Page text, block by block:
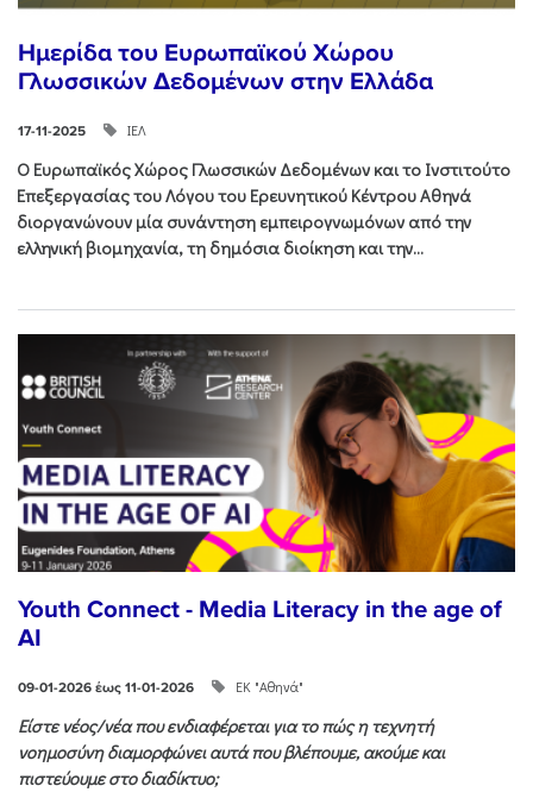
Ημερίδα του Ευρωπαϊκού Χώρου
Γλωσσικών Δεδομένων στην Ελλάδα
17-11-2025 ΙΕΛ
Ο Ευρωπαϊκός Χώρος Γλωσσικών Δεδομένων και το Ινστιτούτο
Επεξεργασίας του Λόγου του Ερευνητικού Κέντρου Αθηνά
διοργανώνουν μία συνάντηση εμπειρογνωμόνων από την
ελληνική βιομηχανία, τη δημόσια διοίκηση και την...
Youth Connect - Media Literacy in the age of
AI
09-01-2026 έως 11-01-2026 ΕΚ "Αθηνά"
Είστε νέος/νέα που ενδιαφέρεται για το πώς η τεχνητή
νοημοσύνη διαμορφώνει αυτά που βλέπουμε, ακούμε και
πιστεύουμε στο διαδίκτυο;